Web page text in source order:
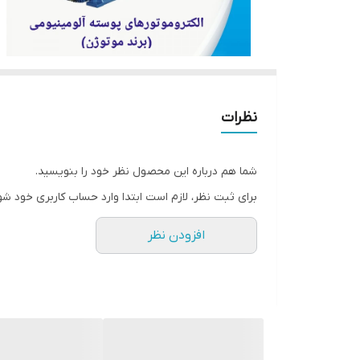
نظرات
شما هم درباره این محصول نظر خود را بنویسید.
برای ثبت نظر، لازم است ابتدا وارد حساب کاربری خود
افزودن نظر